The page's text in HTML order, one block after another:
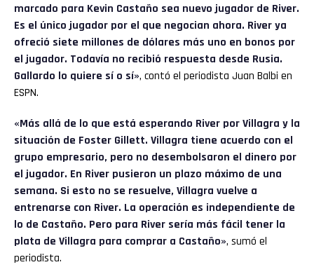
marcado para Kevin Castaño sea nuevo jugador de River.
Es el único jugador por el que negocian ahora. River ya
ofreció siete millones de dólares más uno en bonos por
el jugador. Todavía no recibió respuesta desde Rusia.
Gallardo lo quiere sí o sí», contó el periodista Juan Balbi en
ESPN.
«Más allá de lo que está esperando River por Villagra y la
situación de Foster Gillett. Villagra tiene acuerdo con el
grupo empresario, pero no desembolsaron el dinero por
el jugador. En River pusieron un plazo máximo de una
semana. Si esto no se resuelve, Villagra vuelve a
entrenarse con River. La operación es independiente de
lo de Castaño. Pero para River sería más fácil tener la
plata de Villagra para comprar a Castaño», sumó el
periodista.